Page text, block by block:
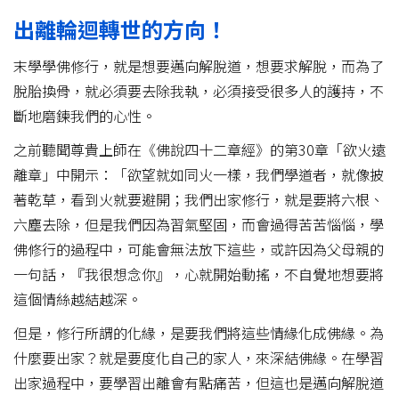
出離輪迴轉世的方向！
末學學佛修行，就是想要邁向解脫道，想要求解脫，而為了
脫胎換骨，就必須要去除我執，必須接受很多人的護持，不
斷地磨鍊我們的心性。
之前聽聞尊貴上師在《佛說四十二章經》的第30章「欲火遠
離章」中開示：「欲望就如同火一樣，我們學道者，就像披
著乾草，看到火就要避開；我們出家修行，就是要將六根、
六塵去除，但是我們因為習氣堅固，而會過得苦苦惱惱，學
佛修行的過程中，可能會無法放下這些，或許因為父母親的
一句話，『我很想念你』，心就開始動搖，不自覺地想要將
這個情絲越結越深。
但是，修行所謂的化緣，是要我們將這些情緣化成佛緣。為
什麼要出家？就是要度化自己的家人，來深結佛緣。在學習
出家過程中，要學習出離會有點痛苦，但這也是邁向解脫道